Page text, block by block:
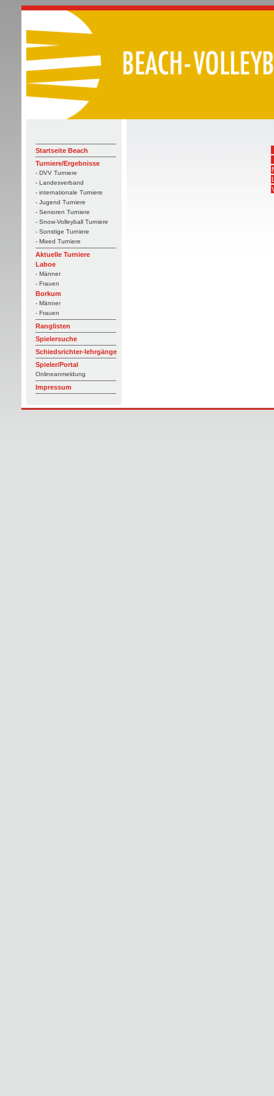
Startseite Beach
Turniere/Ergebnisse
- DVV Turniere
- Landesverband
- internationale Turniere
- Jugend Turniere
- Senioren Turniere
- Snow-Volleyball Turniere
- Sonstige Turniere
- Mixed Turniere
Aktuelle Turniere
Laboe
- Männer
- Frauen
Borkum
- Männer
- Frauen
Ranglisten
Spielersuche
Schiedsrichter-lehrgänge
Spieler/Portal
Onlineanmeldung
Impressum